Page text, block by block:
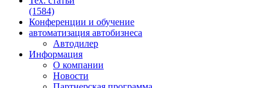
(1584)
Конференции и обучение
автоматизация автобизнеса
Автодилер
Информация
О компании
Новости